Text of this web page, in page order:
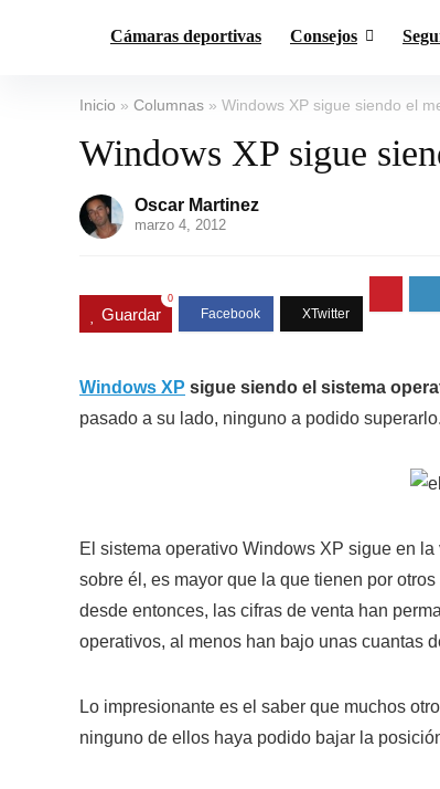
Cámaras deportivas Consejos
Inicio » Columnas » Windows XP sigue siendo el
Windows XP sigue
Oscar Martinez
marzo 4, 2012
Guardar
0
Windows XP sigue siendo el sistema
pasado a su lado, ninguno a podido superarlo.
El sistema operativo Windows XP sigue en
sobre él, es mayor que la que tienen por otros
desde entonces, las cifras de venta han
operativos, al menos han bajo unas cuantas
Lo impresionante es el saber que muchos
ninguno de ellos haya podido bajar la